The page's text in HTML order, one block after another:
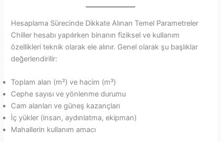
Hesaplama Sürecinde Dikkate Alınan Temel Parametreler
Chiller hesabı yapılırken binanın fiziksel ve kullanım
özellikleri teknik olarak ele alınır. Genel olarak şu başlıklar
değerlendirilir:
Toplam alan (m²) ve hacim (m³)
Cephe sayısı ve yönlenme durumu
Cam alanları ve güneş kazançları
İç yükler (insan, aydınlatma, ekipman)
Mahallerin kullanım amacı